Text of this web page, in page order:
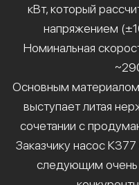
кВт, который
напряжением
Номинальная
Основным материалом
выступает литая
сочетании с
Заказчику насос
следующим